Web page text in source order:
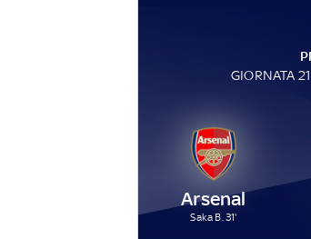
GIORNATA
Arsenal
Saka B. 31'